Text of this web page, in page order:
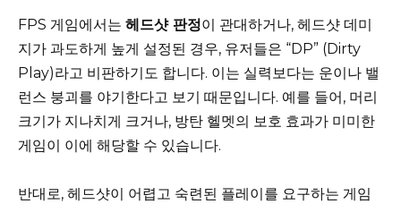
FPS 게임에서는 헤드샷 판정이 관대하거나, 헤드샷 데미
지가 과도하게 높게 설정된 경우, 유저들은 “DP” (Dirty
Play)라고 비판하기도 합니다. 이는 실력보다는 운이나 밸
런스 붕괴를 야기한다고 보기 때문입니다. 예를 들어, 머리
크기가 지나치게 크거나, 방탄 헬멧의 보호 효과가 미미한
게임이 이에 해당할 수 있습니다.
반대로, 헤드샷이 어렵고 숙련된 플레이를 요구하는 게임